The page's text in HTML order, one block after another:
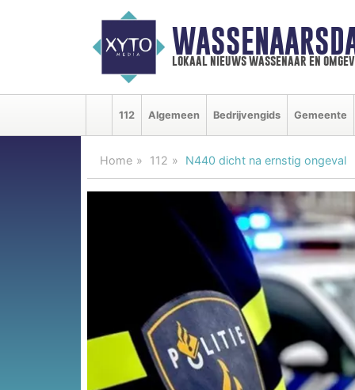
lokaal nieuws wassenaar en
112 Algemeen Bedrijvengids Gemeente
Home 112 N440 dicht na ernstig ongeval